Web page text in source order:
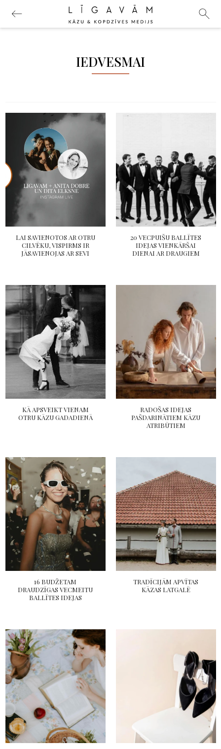
IEDVESMAI
LAI SAVIENOTOS AR OTRU
CILVĒKU, VISPIRMS IR
JĀSAVIENOJAS AR SEVI
20 VECPUIŠU BALLĪTES
IDEJAS VIENKĀRŠAI
DIENAI AR DRAUGIEM
KĀ APSVEIKT VIENAM
OTRU KĀZU GADADIENĀ
RADOŠAS IDEJAS
PAŠDARINĀTIEM KĀZU
ATRIBŪTIEM
16 BUDŽETAM
DRAUDZĪGAS VECMEITU
BALLĪTES IDEJAS
TRADĪCIJĀM APVĪTAS
KĀZAS LATGALĒ